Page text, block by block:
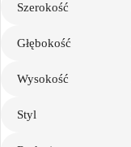
Szerokość
Głębokość
Wysokość
Styl